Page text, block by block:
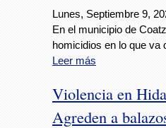
Lunes, Septiembre 9,
En el municipio de
homicidios en lo que va
Leer más
Violencia en
Agreden a